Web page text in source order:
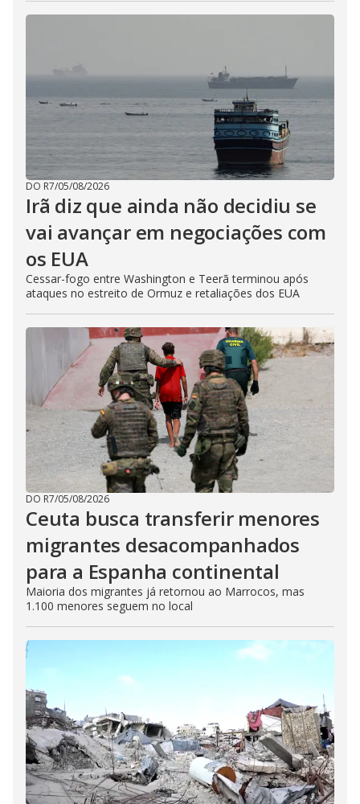
DO R7/05/08/2026
Irã diz que ainda não decidiu se
vai avançar em negociações com
os EUA
Cessar-fogo entre Washington e Teerã terminou após
ataques no estreito de Ormuz e retaliações dos EUA
DO R7/05/08/2026
Ceuta busca transferir menores
migrantes desacompanhados
para a Espanha continental
Maioria dos migrantes já retornou ao Marrocos, mas
1.100 menores seguem no local